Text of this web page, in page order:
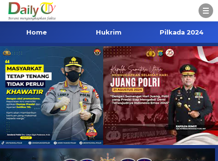
Home Hukrim Pilkada 2024